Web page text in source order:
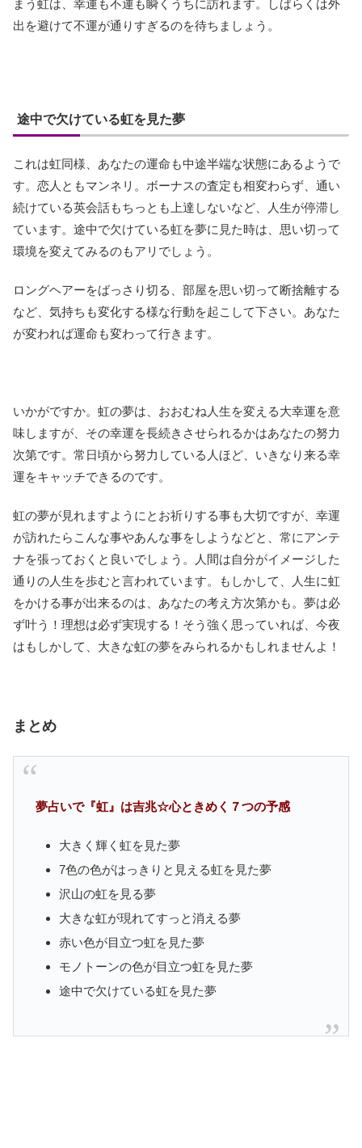
まう虹は、幸運も不運も瞬くうちに訪れます。しばらくは外
出を避けて不運が通りすぎるのを待ちましょう。
途中で欠けている虹を見た夢
これは虹同様、あなたの運命も中途半端な状態にあるようで
す。恋人ともマンネリ。ボーナスの査定も相変わらず、通い
続けている英会話もちっとも上達しないなど、人生が停滞し
ています。途中で欠けている虹を夢に見た時は、思い切って
環境を変えてみるのもアリでしょう。
ロングヘアーをばっさり切る、部屋を思い切って断捨離する
など、気持ちも変化する様な行動を起こして下さい。あなた
が変われば運命も変わって行きます。
いかがですか。虹の夢は、おおむね人生を変える大幸運を意
味しますが、その幸運を長続きさせられるかはあなたの努力
次第です。常日頃から努力している人ほど、いきなり来る幸
運をキャッチできるのです。
虹の夢が見れますようにとお祈りする事も大切ですが、幸運
が訪れたらこんな事やあんな事をしようなどと、常にアンテ
ナを張っておくと良いでしょう。人間は自分がイメージした
通りの人生を歩むと言われています。もしかして、人生に虹
をかける事が出来るのは、あなたの考え方次第かも。夢は必
ず叶う！理想は必ず実現する！そう強く思っていれば、今夜
はもしかして、大きな虹の夢をみられるかもしれませんよ！
まとめ
夢占いで『虹』は吉兆☆心ときめく７つの予感
大きく輝く虹を見た夢
7色の色がはっきりと見える虹を見た夢
沢山の虹を見る夢
大きな虹が現れてすっと消える夢
赤い色が目立つ虹を見た夢
モノトーンの色が目立つ虹を見た夢
途中で欠けている虹を見た夢